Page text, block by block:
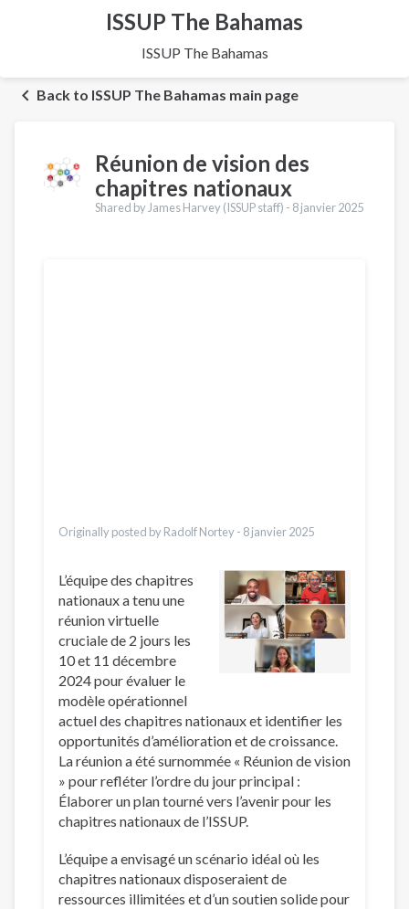
ISSUP The Bahamas
ISSUP The Bahamas
Back to ISSUP The Bahamas main page
Réunion de vision des
chapitres nationaux
Shared by James Harvey (ISSUP staff) - 8 janvier 2025
Originally posted by Radolf Nortey - 8 janvier 2025
L’équipe des chapitres
nationaux a tenu une
réunion virtuelle
cruciale de 2 jours les
10 et 11 décembre
2024 pour évaluer le
modèle opérationnel
actuel des chapitres nationaux et identifier les
opportunités d’amélioration et de croissance.
La réunion a été surnommée « Réunion de vision
» pour refléter l’ordre du jour principal :
Élaborer un plan tourné vers l’avenir pour les
chapitres nationaux de l’ISSUP.
L’équipe a envisagé un scénario idéal où les
chapitres nationaux disposeraient de
ressources illimitées et d’un soutien solide pour